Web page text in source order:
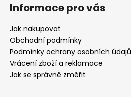
Informace pro vás
Jak nakupovat
Obchodní podmínky
Podmínky ochrany osobních údajů
Vrácení zboží a reklamace
Jak se správně změřit